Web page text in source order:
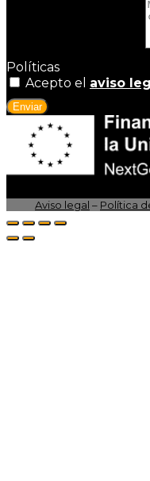
Políticas
Acepto el aviso
Enviar
Aviso legal – Política